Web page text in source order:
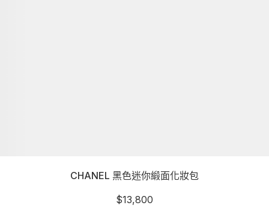
CHANEL 黑色迷你緞面化妝包
$13,800